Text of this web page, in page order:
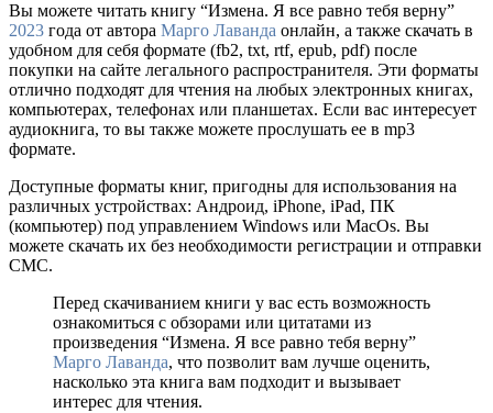
Вы можете читать книгу “Измена. Я все равно тебя верну”
2023 года от автора Марго Лаванда онлайн, а также скачать в
удобном для себя формате (fb2, txt, rtf, epub, pdf) после
покупки на сайте легального распространителя. Эти форматы
отлично подходят для чтения на любых электронных книгах,
компьютерах, телефонах или планшетах. Если вас интересует
аудиокнига, то вы также можете прослушать ее в mp3
формате.
Доступные форматы книг, пригодны для использования на
различных устройствах: Андроид, iPhone, iPad, ПК
(компьютер) под управлением Windows или MacOs. Вы
можете скачать их без необходимости регистрации и отправки
СМС.
Перед скачиванием книги у вас есть возможность
ознакомиться с обзорами или цитатами из
произведения “Измена. Я все равно тебя верну”
Марго Лаванда, что позволит вам лучше оценить,
насколько эта книга вам подходит и вызывает
интерес для чтения.